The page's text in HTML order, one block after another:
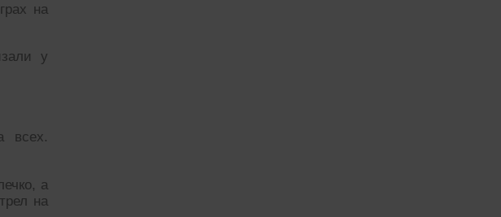
на
у
всех.
а
на